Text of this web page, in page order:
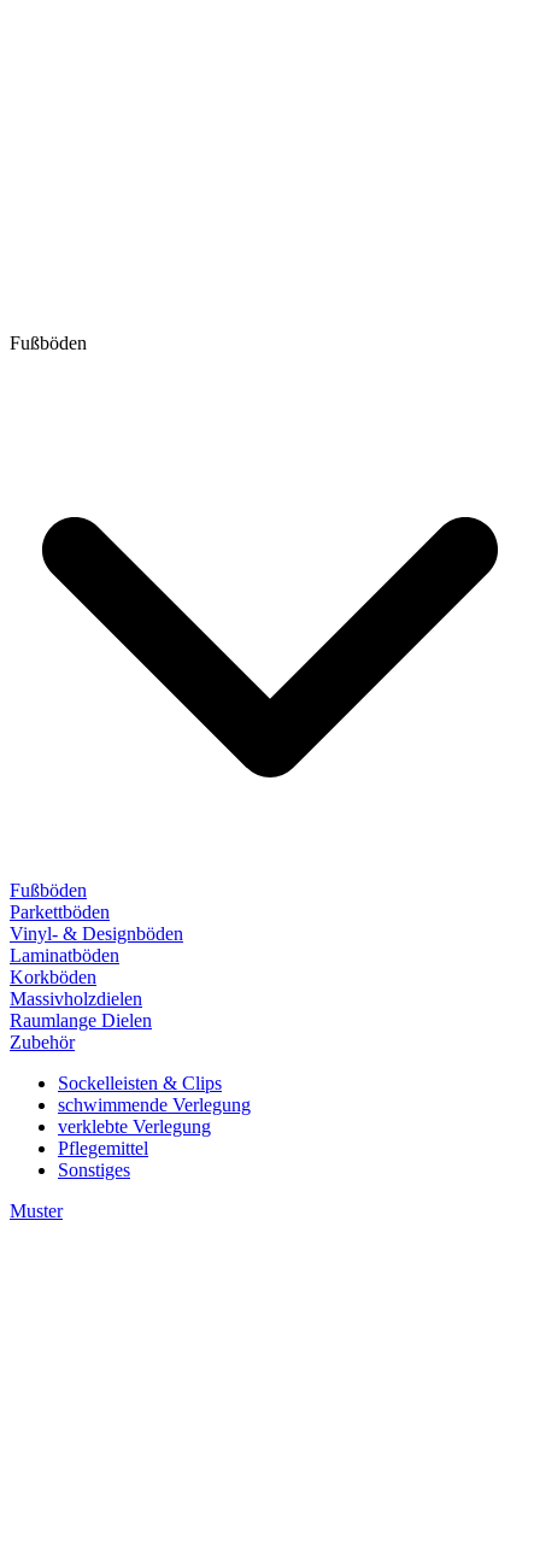
Fußböden
Fußböden
Parkettböden
Vinyl- & Designböden
Laminatböden
Korkböden
Massivholzdielen
Raumlange Dielen
Zubehör
Sockelleisten & Clips
schwimmende Verlegung
verklebte Verlegung
Pflegemittel
Sonstiges
Muster